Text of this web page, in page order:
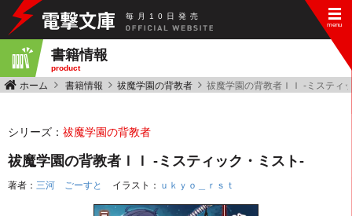
毎 月 10 日 発 売
書籍情報
product
ホーム 書籍情報 祓魔学園の背教者 祓魔学園の背教者ＩＩ ‐ミスティ
シリーズ： 祓魔学園の背教者
祓魔学園の背教者ＩＩ ‐ミスティック・ミスト‐
著者： 三河 ごーすと イラスト： ｕｋｙｏ＿ｒｓｔ